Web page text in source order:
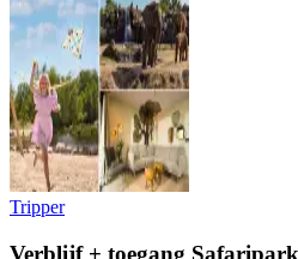
Tripper
Verblijf + toegang